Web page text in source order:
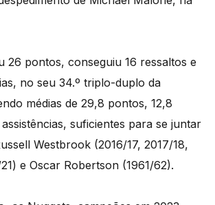
26 pontos, conseguiu 16 ressaltos e
no seu 34.º triplo-duplo da
médias de 29,8 pontos, 12,8
suficientes para se juntar
Westbrook (2016/17, 2017/18,
e Oscar Robertson (1961/62).